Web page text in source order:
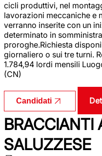
cicli produttivi, nel
lavorazioni meccaniche e
verranno inserite con un
determinato in
proroghe.Richiesta
giornaliero o sui tre turni.
1.784,94 lordi mensili
(CN)
Candidati
BRACCIANTI
SALUZZESE